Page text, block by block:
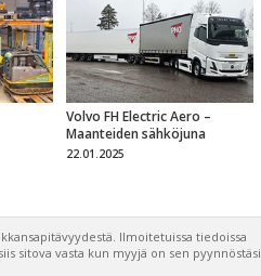
Volvo FH Electric Aero –
Maanteiden sähköjuna
22.01.2025
Ilmoitetuissa tiedoissa
sitova vasta kun myyjä on sen pyynnöstäsi